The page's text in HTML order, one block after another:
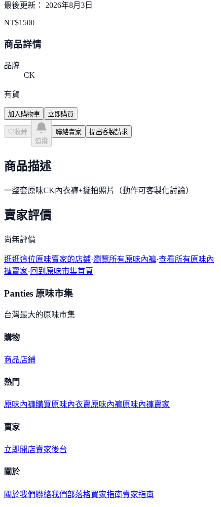
最後更新： 2026年8月3日
NT$1500
商品詳情
品牌
CK
有貨
加入購物車 立即購買
♡收藏
追蹤
聯絡賣家 提出客製請求
商品描述
一整套原味CK內衣褲+擺拍照片（動作可客製化討論）
賣家評價
尚無評價
逛逛這位原味賣家的店鋪·瀏覽所有原味內褲·查看所有原味內
褲賣家·回到原味市集首頁
Panties 原味市集
台灣最大的原味市集
購物
商品店鋪
熱門
原味內褲購買原味內衣賣原味內褲原味內褲賣家
賣家
立即開店賣家後台
關於
關於我們聯絡我們部落格買家指南賣家指南